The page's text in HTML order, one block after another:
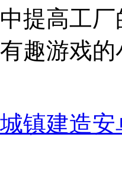
提高工
趣游戏
镇建造安